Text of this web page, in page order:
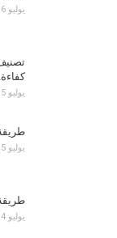
يوليو 16, 2026
يوليو 15, 2026
يوليو 15, 2026
يوليو 14, 2026